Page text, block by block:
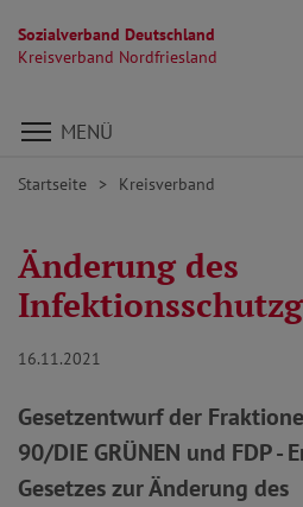
Sozialverband Deutschland
Kreisverband Nordfriesland
Direkt zu den Inhalten springen
MENÜ
Startseite Kreisverband
Änderung des
16.11.2021
Gesetzentwurf der
90/DIE GRÜNEN und FDP -
Gesetzes zur Änderung des